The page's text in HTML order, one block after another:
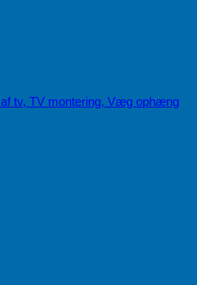
tv, TV montering, Væg ophæng